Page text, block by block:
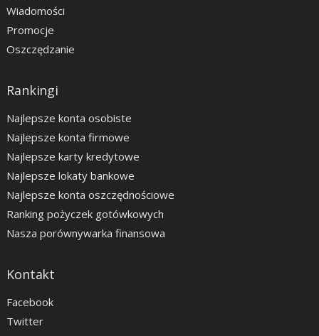
Wiadomości
Promocje
Oszczędzanie
Rankingi
Najlepsze konta osobiste
Najlepsze konta firmowe
Najlepsze karty kredytowe
Najlepsze lokaty bankowe
Najlepsze konta oszczędnościowe
Ranking pożyczek gotówkowych
Nasza porównywarka finansowa
Kontakt
Facebook
Twitter